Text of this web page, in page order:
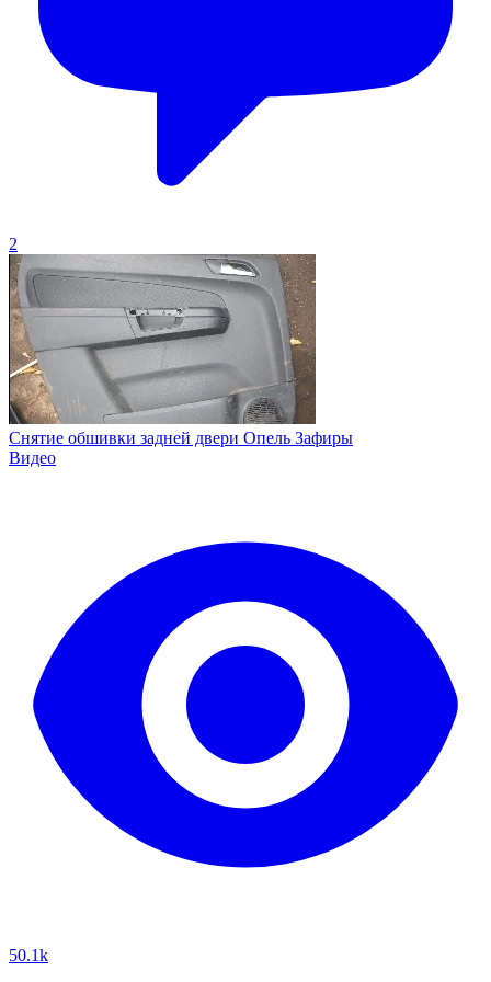
2
Снятие обшивки задней двери Опель Зафиры
Видео
50.1k